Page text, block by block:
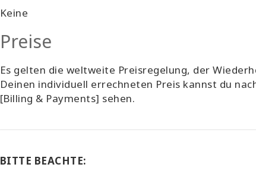
Keine
Preise
Es gelten die weltweite Preisregelung, der
Deinen individuell errechneten Preis kannst du
[Billing & Payments] sehen.
BITTE BEACHTE: